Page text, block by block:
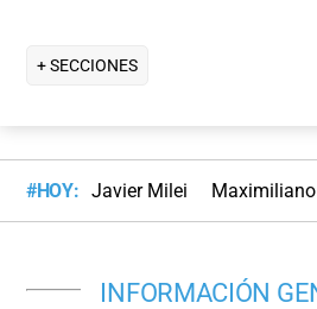
+ SECCIONES
#HOY: Javier Milei
INFORMACIÓN